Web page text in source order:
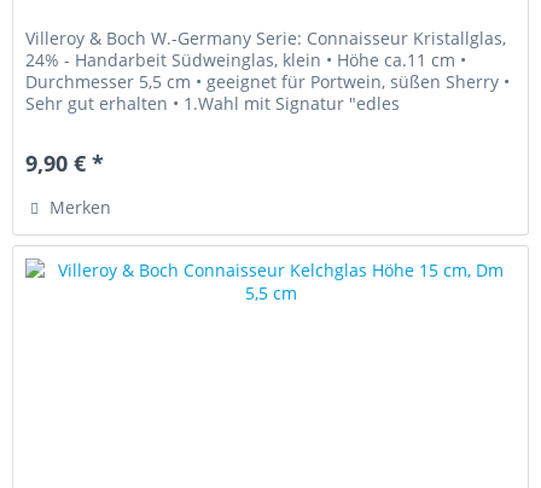
Villeroy & Boch W.-Germany Serie: Connaisseur Kristallglas,
24% - Handarbeit Südweinglas, klein • Höhe ca.11 cm •
Durchmesser 5,5 cm • geeignet für Portwein, süßen Sherry •
Sehr gut erhalten • 1.Wahl mit Signatur "edles
9,90 € *
Merken